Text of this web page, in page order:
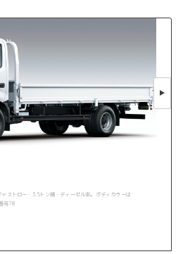
ストロー・3.5トン積・ディーゼル車。ボディカラーは
号78